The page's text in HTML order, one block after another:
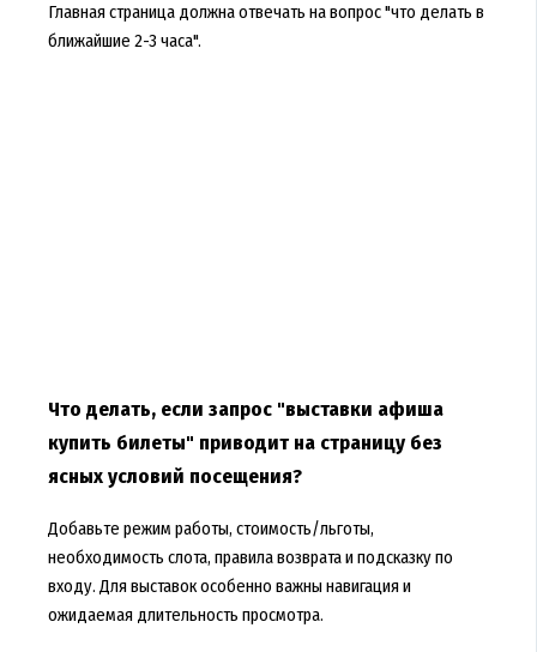
Главная страница должна отвечать на вопрос "что делать в
ближайшие 2-3 часа".
Что делать, если запрос "выставки афиша
купить билеты" приводит на страницу без
ясных условий посещения?
Добавьте режим работы, стоимость/льготы,
необходимость слота, правила возврата и подсказку по
входу. Для выставок особенно важны навигация и
ожидаемая длительность просмотра.